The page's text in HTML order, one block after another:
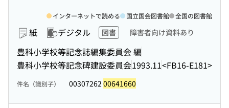
紙 デジタル 図書 障害者向け資料あり
豊科小学校等記念誌編集委員会 編
豊科小学校等記念碑建設委員会1993.11<FB16-E181>
インターネットで読める 国立国会図書館 全国の図書館
件名（識別子） 00307262 00641660